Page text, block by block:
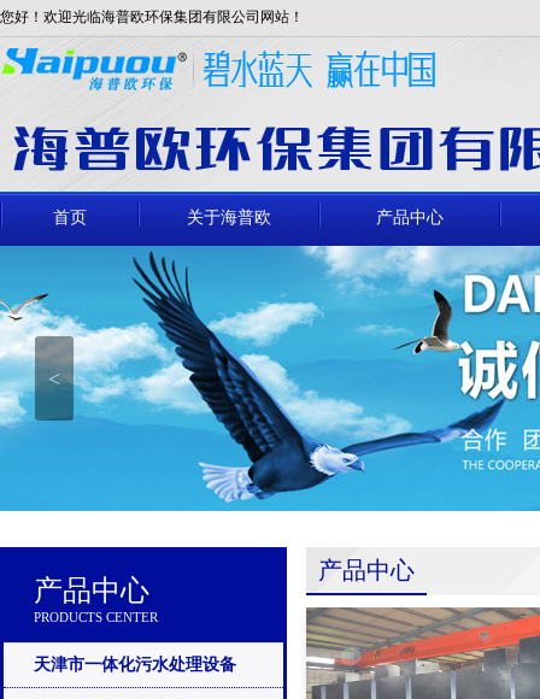
您好！欢迎光临海普欧环保集团有限公司网站！
首页 关于海普欧 产品中心
<
产品中心
PRODUCTS CENTER
天津市一体化污水处理设备
产品中心